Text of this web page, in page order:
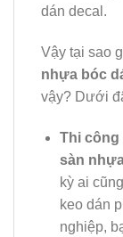
dán decal.
Vậy tại sao
nhựa bóc
vậy? Dưới
Thi
sàn
kỳ ai
keo dán
nghiệp,